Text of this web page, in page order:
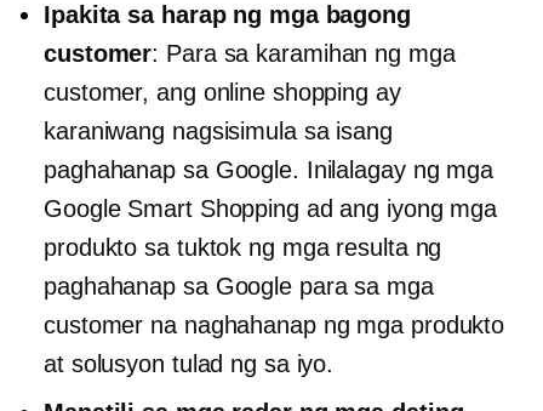
Ipakita sa harap ng mga bagong
customer: Para sa karamihan ng mga
customer, ang online shopping ay
karaniwang nagsisimula sa isang
paghahanap sa Google. Inilalagay ng mga
Google Smart Shopping ad ang iyong mga
produkto sa tuktok ng mga resulta ng
paghahanap sa Google para sa mga
customer na naghahanap ng mga produkto
at solusyon tulad ng sa iyo.